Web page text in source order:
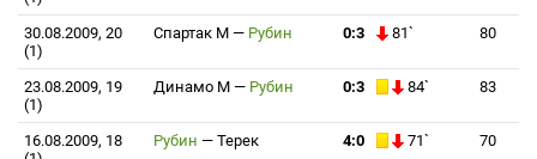
30.08.2009, 20
(1)
Спартак М — Рубин 0:3 81` 80
23.08.2009, 19
(1)
Динамо М — Рубин 0:3 84` 83
16.08.2009, 18
Рубин — Терек 4:0 71` 70